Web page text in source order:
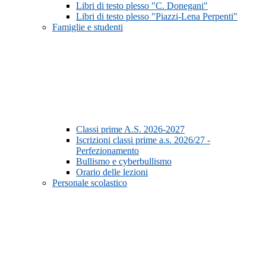
Libri di testo plesso "C. Donegani"
Libri di testo plesso "Piazzi-Lena Perpenti"
Famiglie e studenti
Classi prime A.S. 2026-2027
Iscrizioni classi prime a.s. 2026/27 -
Perfezionamento
Bullismo e cyberbullismo
Orario delle lezioni
Personale scolastico